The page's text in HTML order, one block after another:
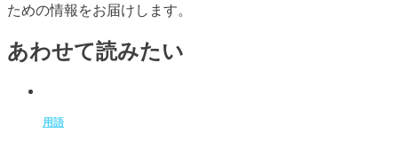
ための情報をお届けします。
あわせて読みたい
用語